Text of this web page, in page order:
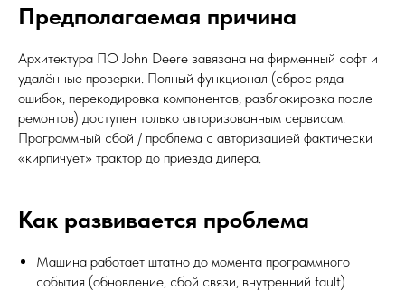
Предполагаемая причина
Архитектура ПО John Deere завязана на фирменный софт и
удалённые проверки. Полный функционал (сброс ряда
ошибок, перекодировка компонентов, разблокировка после
ремонтов) доступен только авторизованным сервисам.
Программный сбой / проблема с авторизацией фактически
«кирпичует» трактор до приезда дилера.
Как развивается проблема
Машина работает штатно до момента программного
события (обновление, сбой связи, внутренний fault)